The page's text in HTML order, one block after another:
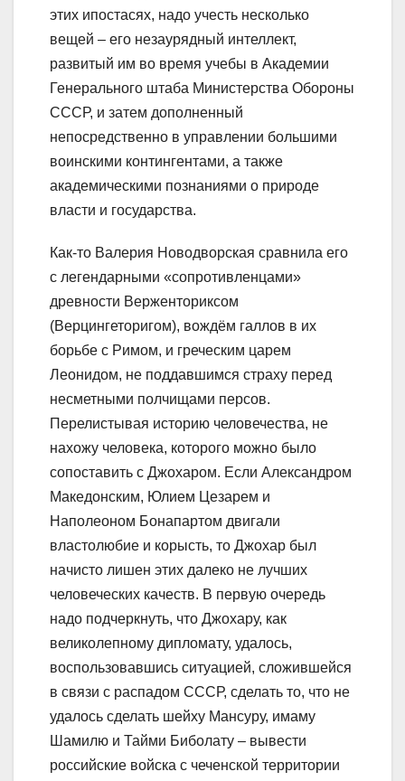
этих ипостасях, надо учесть несколько
вещей – его незаурядный интеллект,
развитый им во время учебы в Академии
Генерального штаба Министерства Обороны
СССР, и затем дополненный
непосредственно в управлении большими
воинскими контингентами, а также
академическими познаниями о природе
власти и государства.
Как-то Валерия Новодворская сравнила его
с легендарными «сопротивленцами»
древности Верженториксом
(Верцингеторигoм), вождём галлов в их
борьбе с Римом, и греческим царем
Леонидом, не поддавшимся страху перед
несметными полчищами персов.
Перелистывая историю человечества, не
нахожу человека, которого можно было
сопоставить с Джохаром. Если Александром
Македонским, Юлием Цезарем и
Наполеоном Бонапартом двигали
властолюбие и корысть, то Джохар был
начисто лишен этих далеко не лучших
человеческих качеств. В первую очередь
надо подчеркнуть, что Джохару, как
великолепному дипломату, удалось,
воспользовавшись ситуацией, сложившейся
в связи с распадом СССР, сделать то, что не
удалось сделать шейху Мансуру, имаму
Шамилю и Тайми Биболату – вывести
российские войска с чеченской территории